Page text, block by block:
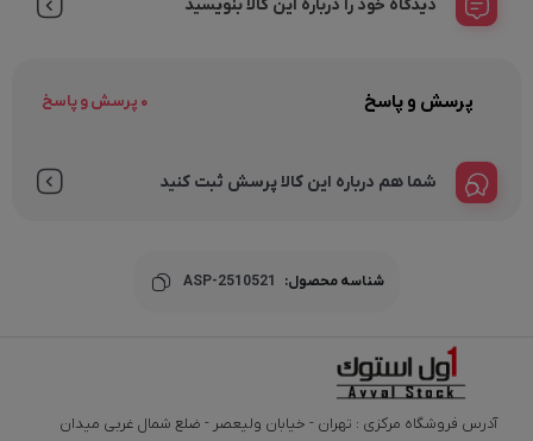
دیدگاه خود را درباره این کالا بنویسید
پرسش و پاسخ 0 پرسش و پاسخ
شما هم درباره این کالا پرسش ثبت کنید
شناسه محصول: ASP-2510521
آدرس فروشگاه مرکزی : تهران - خیابان ولیعصر - ضلع شمال غربی میدان